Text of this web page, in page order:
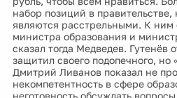
набор позиций в правительстве,
являются расстрельными. К ним
министра образования и
сказал тогда Медведев. Гутенёв
защитил своего подопечного,
Дмитрий Ливанов показал не
некомпетентность в сфере